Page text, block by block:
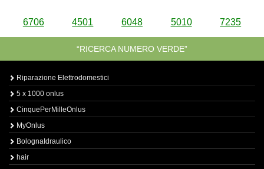
6706 4501 6048 5010 7235
“RICERCA NUMERO VERDE”
Riparazione Elettrodomestici
5 x 1000 onlus
CinquePerMilleOnlus
MyOnlus
BolognaIdraulico
hair